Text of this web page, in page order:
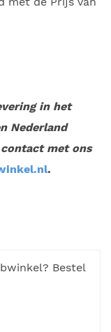
in het
Nederland
met ons
.
Bestel